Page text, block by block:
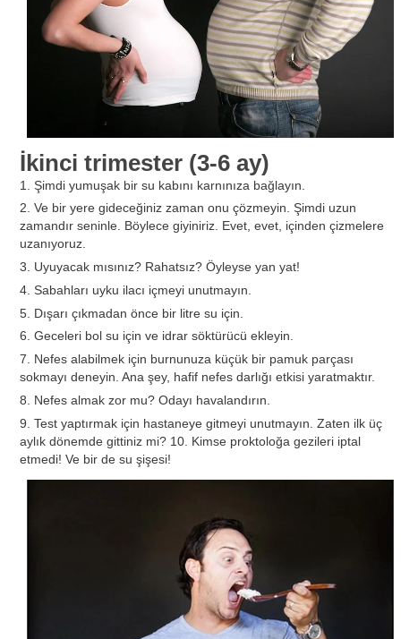
İkinci trimester (3-6 ay)
1. Şimdi yumuşak bir su kabını karnınıza bağlayın.
2. Ve bir yere gideceğiniz zaman onu çözmeyin. Şimdi uzun
zamandır seninle. Böylece giyiniriz. Evet, evet, içinden çizmelere
uzanıyoruz.
3. Uyuyacak mısınız? Rahatsız? Öyleyse yan yat!
4. Sabahları uyku ilacı içmeyi unutmayın.
5. Dışarı çıkmadan önce bir litre su için.
6. Geceleri bol su için ve idrar söktürücü ekleyin.
7. Nefes alabilmek için burnunuza küçük bir pamuk parçası
sokmayı deneyin. Ana şey, hafif nefes darlığı etkisi yaratmaktır.
8. Nefes almak zor mu? Odayı havalandırın.
9. Test yaptırmak için hastaneye gitmeyi unutmayın. Zaten ilk üç
aylık dönemde gittiniz mi? 10. Kimse proktoloğa gezileri iptal
etmedi! Ve bir de su şişesi!